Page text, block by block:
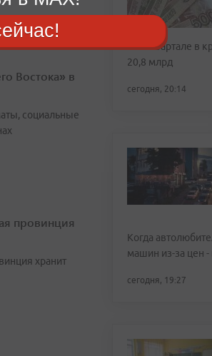
Востока» в
социальные
провинция
хранит
Во II квартале в
20,8 млрд
сегодня, 20:14
Когда
машин из-за цен
сегодня, 19:27